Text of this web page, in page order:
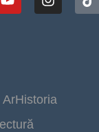
ArHistoria